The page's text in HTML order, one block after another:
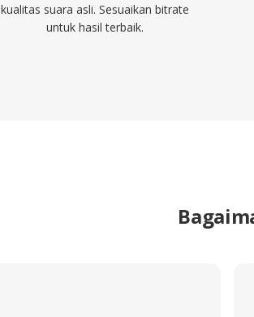
kualitas suara asli. Sesuaikan bitrate
untuk hasil terbaik.